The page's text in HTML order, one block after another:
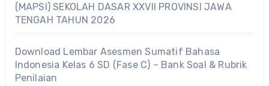
(MAPSI) SEKOLAH DASAR XXVII PROVINSI JAWA
TENGAH TAHUN 2026
Download Lembar Asesmen Sumatif Bahasa
Indonesia Kelas 6 SD (Fase C) – Bank Soal & Rubrik
Penilaian